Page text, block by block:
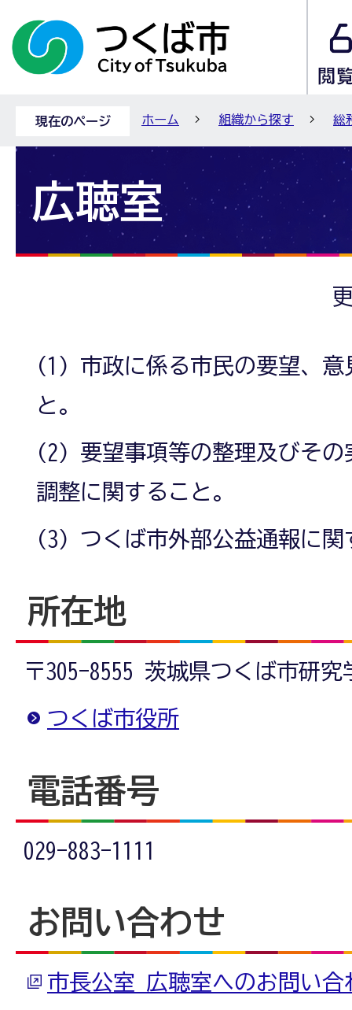
現在のページ ホーム 組織から探す 総
広聴室
(1) 市政に係る市民の要望、意
と。
(2) 要望事項等の整理及びその
調整に関すること。
(3) つくば市外部公益通報に関
所在地
〒305-8555 茨城県つくば市研究
つくば市役所
電話番号
029-883-1111
お問い合わせ
市長公室 広聴室へのお問い合